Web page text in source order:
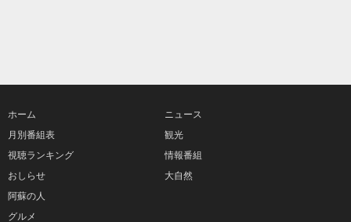
ホーム
月別番組表
視聴ランキング
おしらせ
ニュース
観光
情報番組
大自然
阿蘇の人
グルメ